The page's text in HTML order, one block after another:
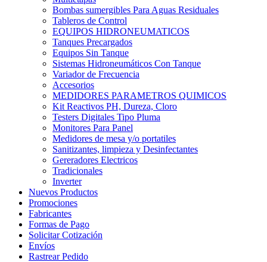
Bombas sumergibles Para Aguas Residuales
Tableros de Control
EQUIPOS HIDRONEUMATICOS
Tanques Precargados
Equipos Sin Tanque
Sistemas Hidroneumáticos Con Tanque
Variador de Frecuencia
Accesorios
MEDIDORES PARAMETROS QUIMICOS
Kit Reactivos PH, Dureza, Cloro
Testers Digitales Tipo Pluma
Monitores Para Panel
Medidores de mesa y/o portatiles
Sanitizantes, limpieza y Desinfectantes
Gereradores Electricos
Tradicionales
Inverter
Nuevos Productos
Promociones
Fabricantes
Formas de Pago
Solicitar Cotización
Envíos
Rastrear Pedido